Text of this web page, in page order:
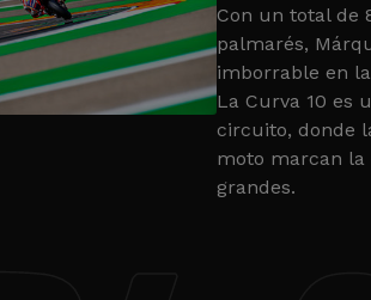
Con un total de
palmarés,
imborrable en
La Curva 10 es
circuito, donde
moto marcan la
grandes.